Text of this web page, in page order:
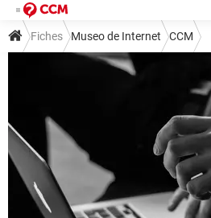
Fiches Museo de Internet CCM